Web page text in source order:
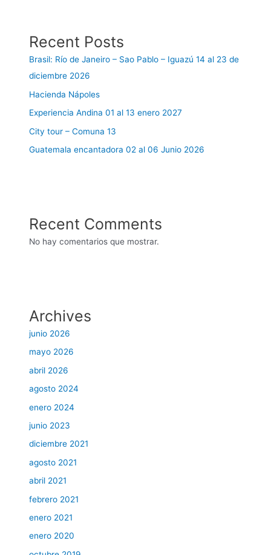
Recent Posts
Brasil: Río de Janeiro – Sao Pablo – Iguazú 14 al 23 de
diciembre 2026
Hacienda Nápoles
Experiencia Andina 01 al 13 enero 2027
City tour – Comuna 13
Guatemala encantadora 02 al 06 Junio 2026
Recent Comments
No hay comentarios que mostrar.
Archives
junio 2026
mayo 2026
abril 2026
agosto 2024
enero 2024
junio 2023
diciembre 2021
agosto 2021
abril 2021
febrero 2021
enero 2021
enero 2020